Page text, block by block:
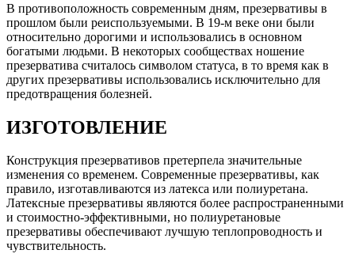
В противоположность современным дням, презервативы в
прошлом были реиспользуемыми. В 19-м веке они были
относительно дорогими и использовались в основном
богатыми людьми. В некоторых сообществах ношение
презерватива считалось символом статуса, в то время как в
других презервативы использовались исключительно для
предотвращения болезней.
ИЗГОТОВЛЕНИЕ
Конструкция презервативов претерпела значительные
изменения со временем. Современные презервативы, как
правило, изготавливаются из латекса или полиуретана.
Латексные презервативы являются более распространенными
и стоимостно-эффективными, но полиуретановые
презервативы обеспечивают лучшую теплопроводность и
чувствительность.